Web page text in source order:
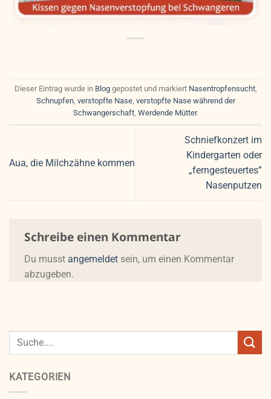
Dieser Eintrag wurde in Bloggepostet und markiert Nasentropfensucht,
Schnupfen, verstopfte Nase, verstopfte Nase während der
Schwangerschaft, Werdende Mütter.
Aua, die Milchzähne kommen
Schniefkonzert im
Kindergarten oder
„ferngesteuertes”
Nasenputzen
Schreibe einen Kommentar
Du musst angemeldet sein, um einen Kommentar
abzugeben.
KATEGORIEN